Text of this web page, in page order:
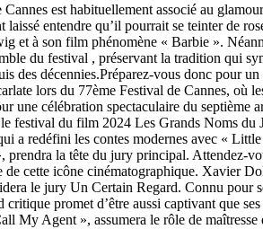
est habituellement associé au
entendre qu’il pourrait se teinter de
et à son film phénomène « Barbie ».
du festival , préservant la tradition qui
des décennies.Préparez-vous donc pour
lors du 77ème Festival de Cannes, où
une célébration spectaculaire du septième
festival du film 2024 Les Grands Noms du
a redéfini les contes modernes avec «
prendra la tête du jury principal. Attendez-
de cette icône cinématographique. Xavier
le jury Un Certain Regard. Connu pour
critique promet d’être aussi captivant que
My Agent », assumera le rôle de